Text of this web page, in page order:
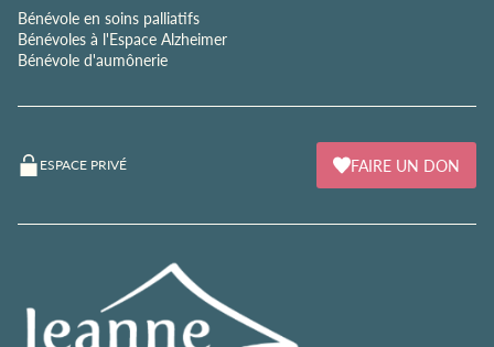
Bénévole en soins palliatifs
Bénévoles à l'Espace Alzheimer
Bénévole d'aumônerie
ESPACE PRIVÉ FAIRE UN DON